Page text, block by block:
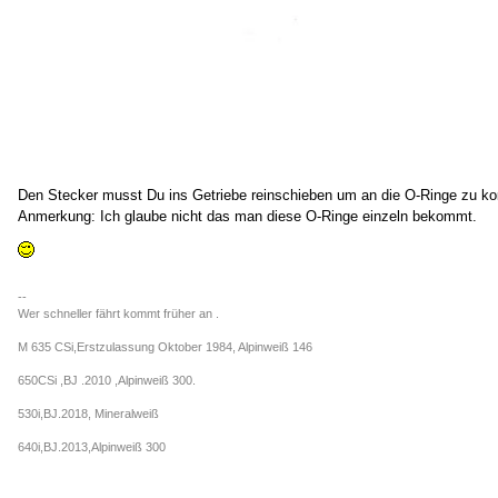
Den Stecker musst Du ins Getriebe reinschieben um an die O-Ringe zu
Anmerkung: Ich glaube nicht das man diese O-Ringe einzeln bekommt.
--
Wer schneller fährt kommt früher an .
M 635 CSi,Erstzulassung Oktober 1984, Alpinweiß 146
650CSi ,BJ .2010 ,Alpinweiß 300.
530i,BJ.2018, Mineralweiß
640i,BJ.2013,Alpinweiß 300